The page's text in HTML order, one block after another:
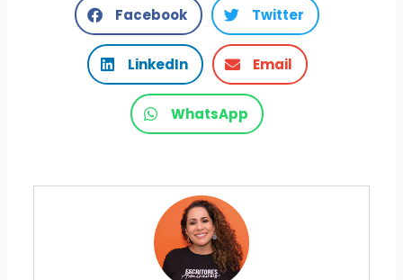
Facebook Twitter
LinkedIn Email
WhatsApp